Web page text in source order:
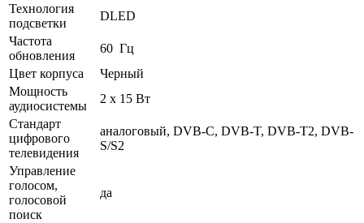
Технология
подсветки
DLED
Частота
обновления
60 Гц
Цвет корпуса
Черный
Мощность
аудиосистемы
2 x 15 Вт
Стандарт
цифрового
телевидения
аналоговый, DVB-C, DVB-T, DVB-T2, DVB-
S/S2
Управление
голосом,
голосовой
поиск
да